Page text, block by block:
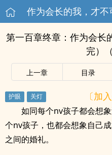
作为会长的我，才不
第一百章终章：作为会长
完）
上一章 目录
〔加
如同每个nv孩子都会想
个nv孩子，也都会想象自己
之间的婚礼。